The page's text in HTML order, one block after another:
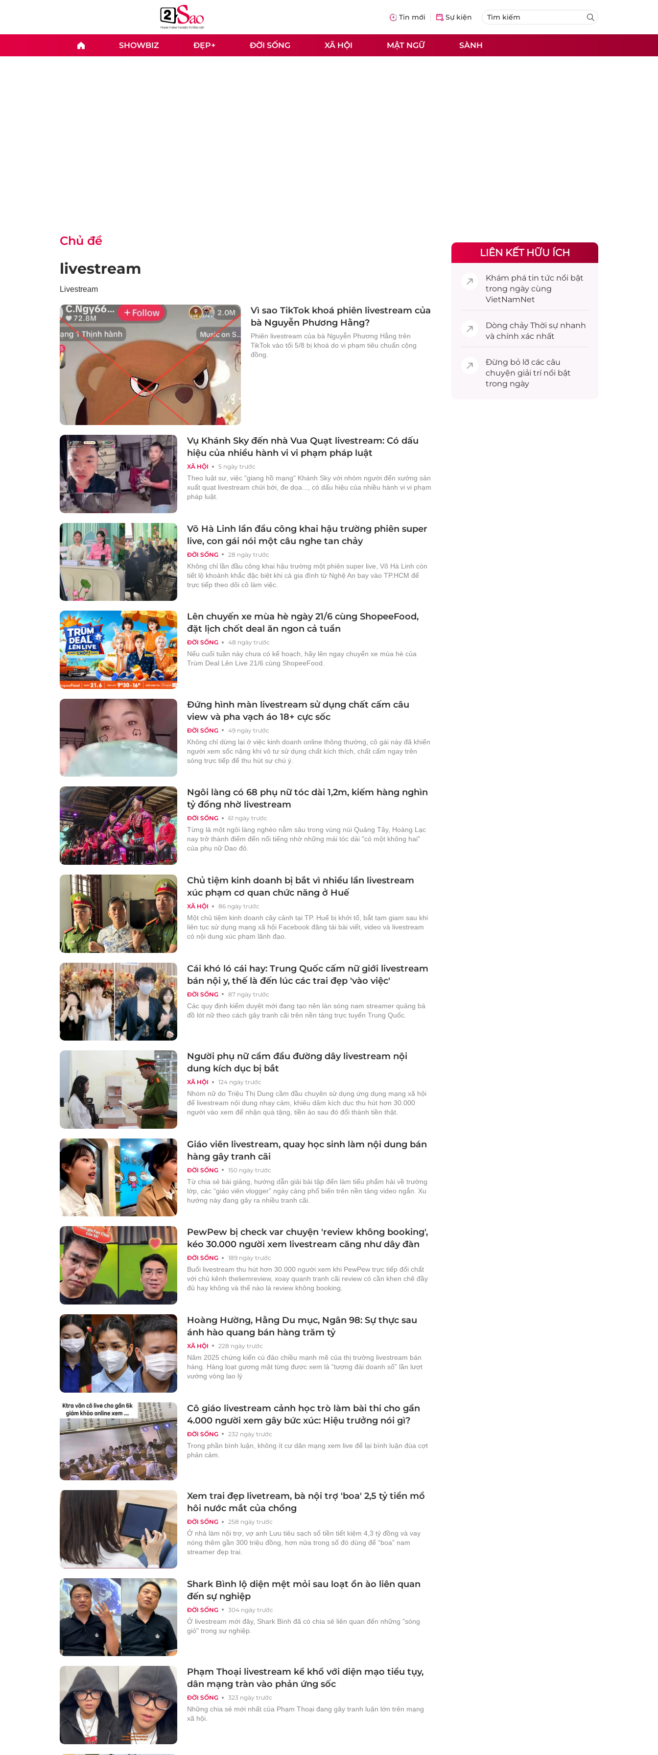
Tin mới Sự kiện
SHOWBIZ ĐẸP+ ĐỜI SỐNG XÃ HỘI MẬT NGỮ SÀNH
Chủ đề
livestream
Livestream
Vì sao TikTok khoá phiên livestream của
bà Nguyễn Phương Hằng?
Phiên livestream của bà Nguyễn Phương Hằng trên
TikTok vào tối 5/8 bị khoá do vi phạm tiêu chuẩn cộng
đồng.
XÃ HỘI 5 ngày trước
Vụ Khánh Sky đến nhà Vua Quạt livestream: Có dấu
hiệu của nhiều hành vi vi phạm pháp luật
Theo luật sư, việc "giang hồ mạng" Khánh Sky với nhóm người đến xưởng sản
xuất quạt livestream chửi bới, đe dọa..., có dấu hiệu của nhiều hành vi vi phạm
pháp luật.
ĐỜI SỐNG 28 ngày trước
Võ Hà Linh lần đầu công khai hậu trường phiên super
live, con gái nói một câu nghe tan chảy
Không chỉ lần đầu công khai hậu trường một phiên super live, Võ Hà Linh còn
tiết lộ khoảnh khắc đặc biệt khi cả gia đình từ Nghệ An bay vào TP.HCM để
trực tiếp theo dõi cô làm việc.
ĐỜI SỐNG 48 ngày trước
Lên chuyến xe mùa hè ngày 21/6 cùng ShopeeFood,
đặt lịch chốt deal ăn ngon cả tuần
Nếu cuối tuần này chưa có kế hoạch, hãy lên ngay chuyến xe mùa hè của
Trùm Deal Lên Live 21/6 cùng ShopeeFood.
ĐỜI SỐNG 49 ngày trước
Đứng hình màn livestream sử dụng chất cấm câu
view và pha vạch áo 18+ cực sốc
Không chỉ dừng lại ở việc kinh doanh online thông thường, cô gái này đã khiến
người xem sốc nặng khi vô tư sử dụng chất kích thích, chất cấm ngay trên
sóng trực tiếp để thu hút sự chú ý.
ĐỜI SỐNG 61 ngày trước
Ngôi làng có 68 phụ nữ tóc dài 1,2m, kiếm hàng nghìn
tỷ đồng nhờ livestream
Từng là một ngôi làng nghèo nằm sâu trong vùng núi Quảng Tây, Hoàng Lạc
nay trở thành điểm đến nổi tiếng nhờ những mái tóc dài "có một không hai"
của phụ nữ Dao đỏ.
XÃ HỘI 86 ngày trước
Chủ tiệm kinh doanh bị bắt vì nhiều lần livestream
xúc phạm cơ quan chức năng ở Huế
Một chủ tiệm kinh doanh cây cảnh tại TP. Huế bị khởi tố, bắt tạm giam sau khi
liên tục sử dụng mạng xã hội Facebook đăng tải bài viết, video và livestream
có nội dung xúc phạm lãnh đạo.
ĐỜI SỐNG 87 ngày trước
Cái khó ló cái hay: Trung Quốc cấm nữ giới livestream
bán nội y, thế là đến lúc các trai đẹp 'vào việc'
Các quy định kiểm duyệt mới đang tạo nên làn sóng nam streamer quảng bá
đồ lót nữ theo cách gây tranh cãi trên nền tảng trực tuyến Trung Quốc.
XÃ HỘI 124 ngày trước
Người phụ nữ cầm đầu đường dây livestream nội
dung kích dục bị bắt
Nhóm nữ do Triệu Thị Dung cầm đầu chuyên sử dụng ứng dụng mạng xã hội
để livestream nội dung nhạy cảm, khiêu dâm kích dục thu hút hơn 30.000
người vào xem để nhận quà tặng, tiền ảo sau đó đổi thành tiền thật.
ĐỜI SỐNG 150 ngày trước
Giáo viên livestream, quay học sinh làm nội dung bán
hàng gây tranh cãi
Từ chia sẻ bài giảng, hướng dẫn giải bài tập đến làm tiểu phẩm hài về trường
lớp, các “giáo viên vlogger” ngày càng phổ biến trên nền tảng video ngắn. Xu
hướng này đang gây ra nhiều tranh cãi.
ĐỜI SỐNG 189 ngày trước
PewPew bị check var chuyện 'review không booking',
kéo 30.000 người xem livestream căng như dây đàn
Buổi livestream thu hút hơn 30.000 người xem khi PewPew trực tiếp đối chất
với chủ kênh theliemreview, xoay quanh tranh cãi review có cần khen chê đầy
đủ hay không và thế nào là review không booking.
XÃ HỘI 228 ngày trước
Hoàng Hường, Hằng Du mục, Ngân 98: Sự thực sau
ánh hào quang bán hàng trăm tỷ
Năm 2025 chứng kiến cú đảo chiều mạnh mẽ của thị trường livestream bán
hàng. Hàng loạt gương mặt từng được xem là “tượng đài doanh số” lần lượt
vướng vòng lao lý
ĐỜI SỐNG 232 ngày trước
Cô giáo livestream cảnh học trò làm bài thi cho gần
4.000 người xem gây bức xúc: Hiệu trưởng nói gì?
Trong phần bình luận, không ít cư dân mạng xem live để lại bình luận đùa cợt
phản cảm.
ĐỜI SỐNG 258 ngày trước
Xem trai đẹp livetream, bà nội trợ 'boa' 2,5 tỷ tiền mồ
hôi nước mắt của chồng
Ở nhà làm nội trợ, vợ anh Lưu tiêu sạch số tiền tiết kiệm 4,3 tỷ đồng và vay
nóng thêm gần 300 triệu đồng, hơn nửa trong số đó dùng để “boa” nam
streamer đẹp trai.
ĐỜI SỐNG 304 ngày trước
Shark Bình lộ diện mệt mỏi sau loạt ồn ào liên quan
đến sự nghiệp
Ở livestream mới đây, Shark Bình đã có chia sẻ liên quan đến những "sóng
gió" trong sự nghiệp.
ĐỜI SỐNG 323 ngày trước
Phạm Thoại livestream kể khổ với diện mạo tiều tụy,
dân mạng tràn vào phản ứng sốc
Những chia sẻ mới nhất của Phạm Thoại đang gây tranh luận lớn trên mạng
xã hội.
LIÊN KẾT HỮU ÍCH
Khám phá tin tức nổi bật
trong ngày cùng
VietNamNet
Dòng chảy Thời sự nhanh
và chính xác nhất
Đừng bỏ lỡ các câu
chuyện giải trínổi bật
trong ngày